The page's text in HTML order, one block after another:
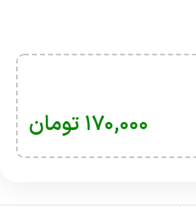
۱۷۰,۰۰۰ تومان